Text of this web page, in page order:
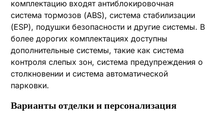
комплектацию входят антиблокировочная
система тормозов (ABS), система стабилизации
(ESP), подушки безопасности и другие системы. В
более дорогих комплектациях доступны
дополнительные системы, такие как система
контроля слепых зон, система предупреждения о
столкновении и система автоматической
парковки.
Варианты отделки и персонализация